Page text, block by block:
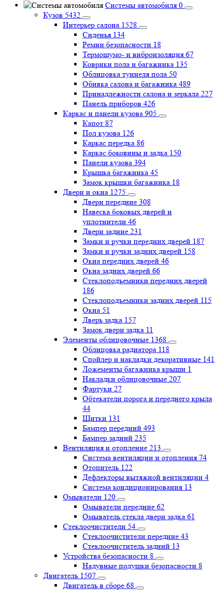
Системы автомобиля 0
Кузов 5432
Интерьер салона 1528
Сиденья 134
Ремни безопасности 18
Термошумо- и виброизоляция 67
Коврики пола и багажника 135
Облицовка туннеля пола 50
Обивка салона и багажника 489
Принадлежности салона и зеркала 227
Панель приборов 426
Каркас и панели кузова 905
Капот 87
Пол кузова 126
Каркас передка 86
Каркас боковины и задка 150
Панели кузова 394
Крышка багажника 45
Замок крышки багажника 18
Двери и окна 1275
Двери передние 308
Навеска боковых дверей и
уплотнители 46
Двери задние 231
Замки и ручки передних дверей 187
Замки и ручки задних дверей 158
Окна передних дверей 46
Окна задних дверей 66
Стеклоподъемники передних дверей
186
Стеклоподъемники задних дверей 115
Окна 51
Дверь задка 157
Замок двери задка 11
Элементы облицовочные 1368
Облицовка радиатора 118
Спойлер и накладки декоративные 141
Ложементы багажника крыши 1
Накладки облицовочные 207
Фартуки 27
Обтекатели порога и переднего крыла
44
Щитки 131
Бампер передний 493
Бампер задний 235
Вентиляция и отопление 213
Система вентиляции и отопления 74
Отопитель 122
Дефлекторы вытяжной вентиляции 4
Система кондиционирования 13
Омыватели 120
Омыватели передние 62
Омыватель стекла двери задка 61
Стеклоочистители 54
Стеклоочистители передние 43
Стеклоочиститель задний 13
Устройства безопасности 8
Надувные подушки безопасности 8
Двигатель 1507
Двигатель в сборе 68